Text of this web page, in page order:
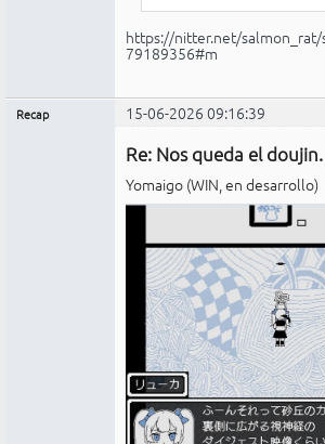
https://nitter.net/
79189356#m
Recap 15-06-2026 09:16:39
Re: Nos queda el doujin.
Yomaigo (WIN, en desarrollo)